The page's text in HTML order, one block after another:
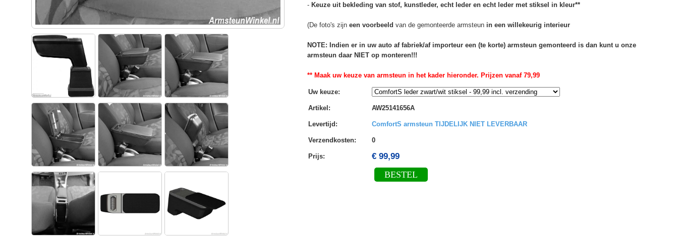
- Keuze uit bekleding van stof, kunstleder, echt leder en echt leder met stiksel in kleur**
(De foto's zijn een voorbeeld van de gemonteerde armsteun in een willekeurig interieur
NOTE: Indien er in uw auto af fabriek/af importeur een (te korte) armsteun gemonteerd is dan kunt u onze
armsteun daar NIET op monteren!!!
** Maak uw keuze van armsteun in het kader hieronder. Prijzen vanaf 79,99
Uw keuze:
Artikel : AW25141656A
Levertijd : ComfortS armsteun TIJDELIJK NIET LEVERBAAR
Verzendkosten: 0
Prijs: € 99,99
BESTEL